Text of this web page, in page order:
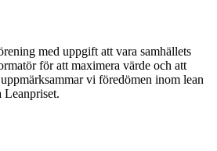
med uppgift att vara samhällets
för att maximera värde och att
vi föredömen inom lean
Leanpriset.